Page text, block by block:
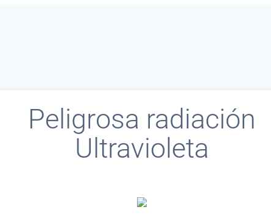
Peligrosa radiación
Ultravioleta